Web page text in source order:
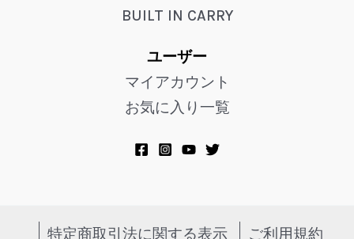
BUILT IN CARRY
ユーザー
マイアカウント
お気に入り一覧
特定商取引法に関する表示 ご利用規約